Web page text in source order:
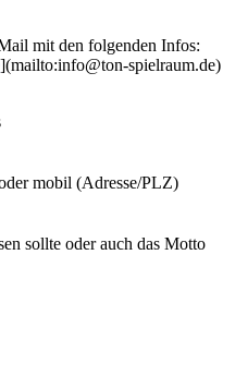
mit den folgenden Infos:
](mailto:info@ton-spielraum.de)
mobil (Adresse/PLZ)
sollte oder auch das Motto